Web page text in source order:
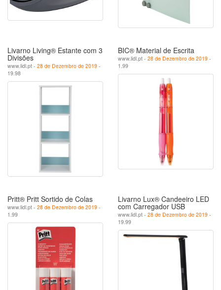
Livarno Living® Estante com 3
Divisões
www.lidl.pt - 28 de Dezembro de 2019 -
19.98
BIC® Material de Escrita
www.lidl.pt - 28 de Dezembro de 2019 -
1.99
Pritt® Pritt Sortido de Colas
www.lidl.pt - 28 de Dezembro de 2019 -
1.99
Livarno Lux® Candeeiro LED
com Carregador USB
www.lidl.pt - 28 de Dezembro de 2019 -
19.99